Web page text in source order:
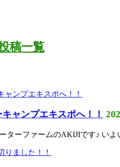
稿一覧
ャンプエキスポへ！！
ターファームのAKIJIです♪ い